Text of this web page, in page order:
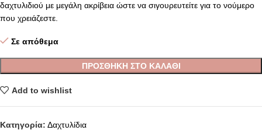
δαχτυλιδιού με μεγάλη ακρίβεια ώστε να σιγουρευτείτε για το νούμερο
που χρειάζεστε.
Σε απόθεμα
ΠΡΟΣΘΉΚΗ ΣΤΟ ΚΑΛΆΘΙ
Add to wishlist
Κατηγορία: Δαχτυλίδια